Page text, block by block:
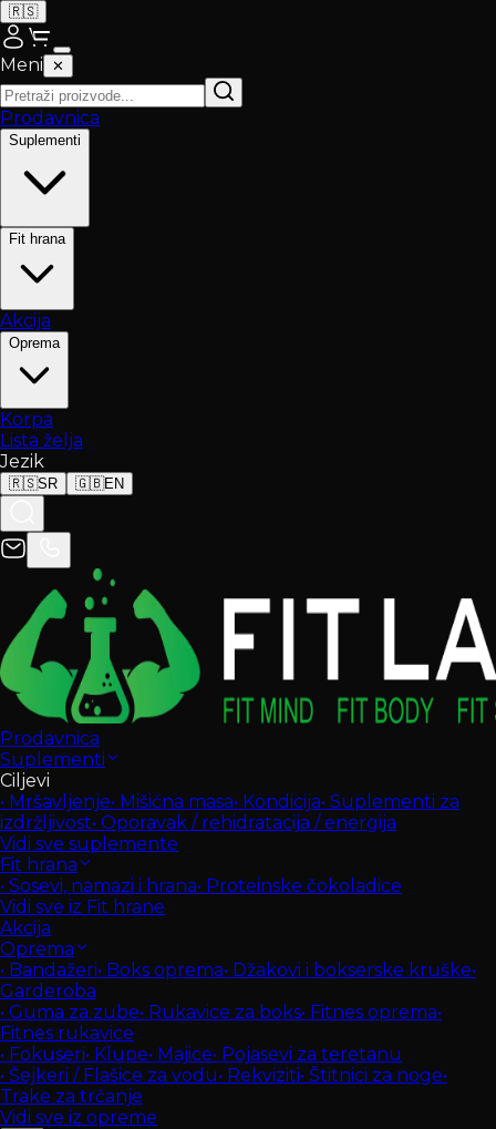
🇷🇸
Meni ✕
Prodavnica
Suplementi
Fit hrana
Akcija
Oprema
Korpa
Lista želja
Jezik
🇷🇸SR 🇬🇧EN
Prodavnica
Suplementi
Ciljevi
• Mršavljenje• Mišićna masa• Kondicija• Suplementi za
izdržljivost• Oporavak / rehidratacija / energija
Vidi sve suplemente
Fit hrana
• Sosevi, namazi i hrana• Proteinske čokoladice
Vidi sve iz Fit hrane
Akcija
Oprema
• Bandažeri• Boks oprema• Džakovi i bokserske kruške•
Garderoba
• Guma za zube• Rukavice za boks• Fitnes oprema•
Fitnes rukavice
• Fokuseri• Klupe• Majice• Pojasevi za teretanu
• Šejkeri / Flašice za vodu• Rekviziti• Štitnici za noge•
Trake za trčanje
Vidi sve iz opreme